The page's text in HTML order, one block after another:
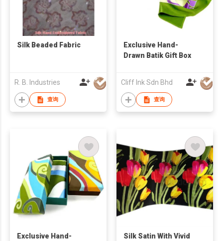
Silk Beaded Fabric
R. B. Industries
查询
Exclusive Hand-
Drawn Batik Gift Box
Cliff Ink Sdn Bhd
查询
Exclusive Hand-
Silk Satin With Vivid